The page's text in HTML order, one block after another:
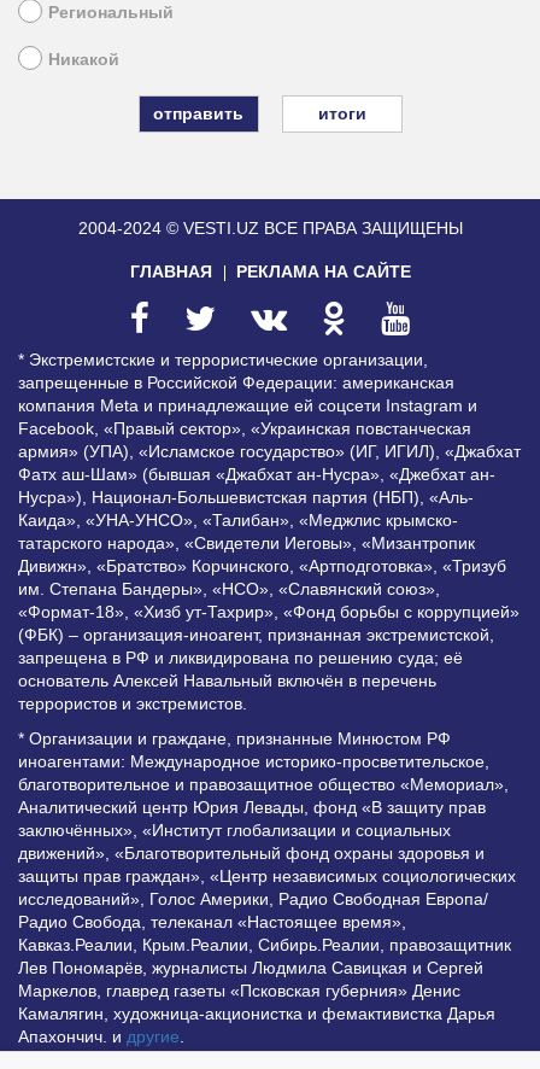
Региональный
Никакой
итоги
2004-2024 © VESTI.UZ ВСЕ ПРАВА ЗАЩИЩЕНЫ
ГЛАВНАЯ РЕКЛАМА НА САЙТЕ
* Экстремистские и террористические организации,
запрещенные в Российской Федерации: американская
компания Meta и принадлежащие ей соцсети Instagram и
Facebook, «Правый сектор», «Украинская повстанческая
армия» (УПА), «Исламское государство» (ИГ, ИГИЛ), «Джабхат
Фатх аш-Шам» (бывшая «Джабхат ан-Нусра», «Джебхат ан-
Нусра»), Национал-Большевистская партия (НБП), «Аль-
Каида», «УНА-УНСО», «Талибан», «Меджлис крымско-
татарского народа», «Свидетели Иеговы», «Мизантропик
Дивижн», «Братство» Корчинского, «Артподготовка», «Тризуб
им. Степана Бандеры», «НСО», «Славянский союз»,
«Формат-18», «Хизб ут-Тахрир», «Фонд борьбы с коррупцией»
(ФБК) – организация-иноагент, признанная экстремистской,
запрещена в РФ и ликвидирована по решению суда; её
основатель Алексей Навальный включён в перечень
террористов и экстремистов.
* Организации и граждане, признанные Минюстом РФ
иноагентами: Международное историко-просветительское,
благотворительное и правозащитное общество «Мемориал»,
Аналитический центр Юрия Левады, фонд «В защиту прав
заключённых», «Институт глобализации и социальных
движений», «Благотворительный фонд охраны здоровья и
защиты прав граждан», «Центр независимых социологических
исследований», Голос Америки, Радио Свободная Европа/
Радио Свобода, телеканал «Настоящее время»,
Кавказ.Реалии, Крым.Реалии, Сибирь.Реалии, правозащитник
Лев Пономарёв, журналисты Людмила Савицкая и Сергей
Маркелов, главред газеты «Псковская губерния» Денис
Камалягин, художница-акционистка и фемактивистка Дарья
Апахончич. и другие